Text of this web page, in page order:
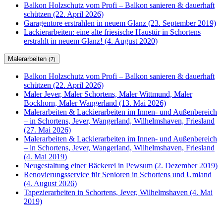
Balkon Holzschutz vom Profi – Balkon sanieren & dauerhaft
schützen (22. April 2026)
Garagentore erstrahlen in neuem Glanz (23. September 2019)
Lackierarbeiten: eine alte friesische Haustür in Schortens
erstrahlt in neuem Glanz! (4. August 2020)
Malerarbeiten (7)
Balkon Holzschutz vom Profi – Balkon sanieren & dauerhaft
schützen (22. April 2026)
Maler Jever, Maler Schortens, Maler Wittmund, Maler
Bockhorn, Maler Wangerland (13. Mai 2026)
Malerarbeiten & Lackierarbeiten im Innen- und Außenbereich
– in Schortens, Jever, Wangerland, Wilhelmshaven, Friesland
(27. Mai 2026)
Malerarbeiten & Lackierarbeiten im Innen- und Außenbereich
– in Schortens, Jever, Wangerland, Wilhelmshaven, Friesland
(4. Mai 2019)
Neugestaltung einer Bäckerei in Pewsum (2. Dezember 2019)
Renovierungsservice für Senioren in Schortens und Umland
(4. August 2026)
Tapezierarbeiten in Schortens, Jever, Wilhelmshaven (4. Mai
2019)